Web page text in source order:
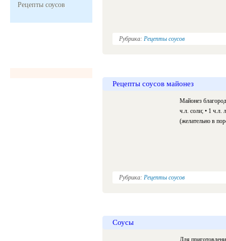
Рецепты соусов
Рубрика: Рецепты соусов
Рецепты соусов майонез
Майонез
ч.л. соли; • 1 ч.л.
(желательно в
Рубрика: Рецепты соусов
Соусы
Для